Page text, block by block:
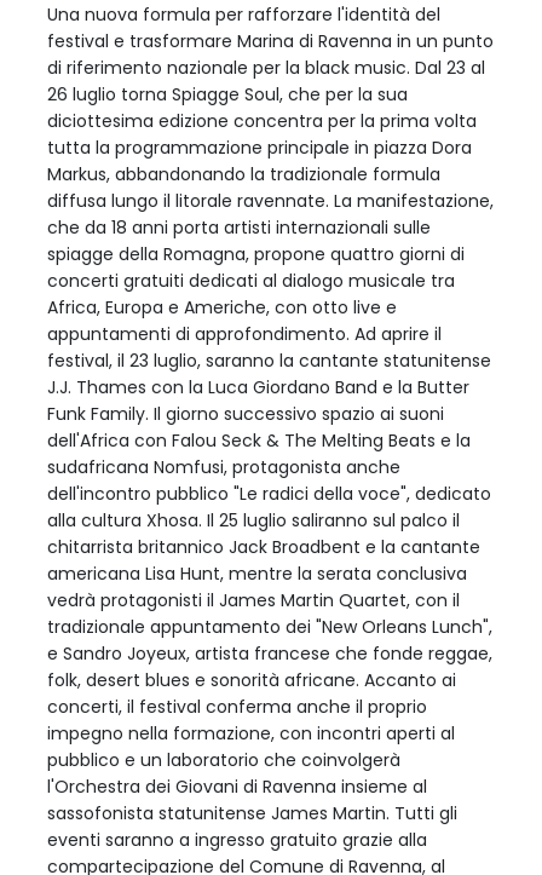
Una nuova formula per rafforzare l'identità del
festival e trasformare Marina di Ravenna in un punto
di riferimento nazionale per la black music. Dal 23 al
26 luglio torna Spiagge Soul, che per la sua
diciottesima edizione concentra per la prima volta
tutta la programmazione principale in piazza Dora
Markus, abbandonando la tradizionale formula
diffusa lungo il litorale ravennate. La manifestazione,
che da 18 anni porta artisti internazionali sulle
spiagge della Romagna, propone quattro giorni di
concerti gratuiti dedicati al dialogo musicale tra
Africa, Europa e Americhe, con otto live e
appuntamenti di approfondimento. Ad aprire il
festival, il 23 luglio, saranno la cantante statunitense
J.J. Thames con la Luca Giordano Band e la Butter
Funk Family. Il giorno successivo spazio ai suoni
dell'Africa con Falou Seck & The Melting Beats e la
sudafricana Nomfusi, protagonista anche
dell'incontro pubblico "Le radici della voce", dedicato
alla cultura Xhosa. Il 25 luglio saliranno sul palco il
chitarrista britannico Jack Broadbent e la cantante
americana Lisa Hunt, mentre la serata conclusiva
vedrà protagonisti il James Martin Quartet, con il
tradizionale appuntamento dei "New Orleans Lunch",
e Sandro Joyeux, artista francese che fonde reggae,
folk, desert blues e sonorità africane. Accanto ai
concerti, il festival conferma anche il proprio
impegno nella formazione, con incontri aperti al
pubblico e un laboratorio che coinvolgerà
l'Orchestra dei Giovani di Ravenna insieme al
sassofonista statunitense James Martin. Tutti gli
eventi saranno a ingresso gratuito grazie alla
compartecipazione del Comune di Ravenna, al